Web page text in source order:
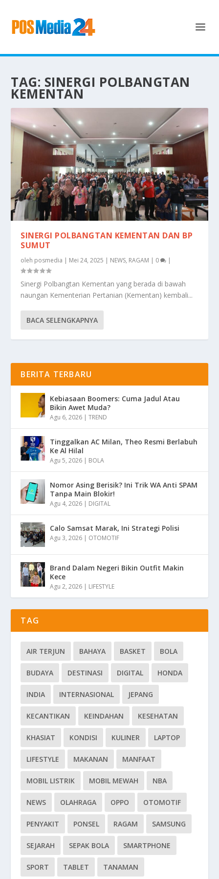
TAG: SINERGI POLBANGTAN
KEMENTAN
SINERGI POLBANGTAN KEMENTAN DAN BP
SUMUT
oleh posmedia | Mei 24, 2025 | NEWS, RAGAM | 0 |
Sinergi Polbangtan Kementan yang berada di bawah
naungan Kementerian Pertanian (Kementan) kembali...
BACA SELENGKAPNYA
BERITA TERBARU
Kebiasaan Boomers: Cuma Jadul Atau
Bikin Awet Muda?
Agu 6, 2026 |TREND
Tinggalkan AC Milan, Theo Resmi Berlabuh
Ke Al Hilal
Agu 5, 2026 | BOLA
Nomor Asing Berisik? Ini Trik WA Anti SPAM
Tanpa Main Blokir!
Agu 4, 2026 | DIGITAL
Calo Samsat Marak, Ini Strategi Polisi
Agu 3, 2026 | OTOMOTIF
Brand Dalam Negeri Bikin Outfit Makin
Kece
Agu 2, 2026 | LIFESTYLE
TAG
AIR TERJUN BAHAYA BASKET BOLA
BUDAYA DESTINASI DIGITAL HONDA
INDIA INTERNASIONAL JEPANG
KECANTIKAN KEINDAHAN KESEHATAN
KHASIAT KONDISI KULINER LAPTOP
LIFESTYLE MAKANAN MANFAAT
MOBIL LISTRIK MOBIL MEWAH NBA
NEWS OLAHRAGA OPPO OTOMOTIF
PENYAKIT PONSEL RAGAM SAMSUNG
SEJARAH SEPAK BOLA SMARTPHONE
SPORT TABLET TANAMAN